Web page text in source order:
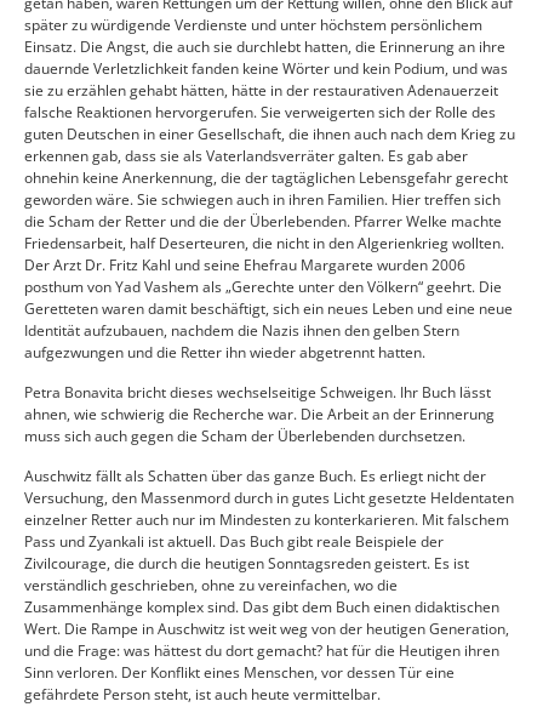
später zu würdigende Verdienste und unter höchstem persönlichem
Einsatz. Die Angst, die auch sie durchlebt hatten, die Erinnerung an ihre
dauernde Verletzlichkeit fanden keine Wörter und kein Podium, und was
sie zu erzählen gehabt hätten, hätte in der restaurativen Adenauerzeit
falsche Reaktionen hervorgerufen. Sie verweigerten sich der Rolle des
guten Deutschen in einer Gesellschaft, die ihnen auch nach dem Krieg zu
erkennen gab, dass sie als Vaterlandsverräter galten. Es gab aber
ohnehin keine Anerkennung, die der tagtäglichen Lebensgefahr gerecht
geworden wäre. Sie schwiegen auch in ihren Familien. Hier treffen sich
die Scham der Retter und die der Überlebenden. Pfarrer Welke machte
Friedensarbeit, half Deserteuren, die nicht in den Algerienkrieg wollten.
Der Arzt Dr. Fritz Kahl und seine Ehefrau Margarete wurden 2006
posthum von Yad Vashem als „Gerechte unter den Völkern“ geehrt. Die
Geretteten waren damit beschäftigt, sich ein neues Leben und eine neue
Identität aufzubauen, nachdem die Nazis ihnen den gelben Stern
aufgezwungen und die Retter ihn wieder abgetrennt hatten.
Petra Bonavita bricht dieses wechselseitige Schweigen. Ihr Buch lässt
ahnen, wie schwierig die Recherche war. Die Arbeit an der Erinnerung
muss sich auch gegen die Scham der Überlebenden durchsetzen.
Auschwitz fällt als Schatten über das ganze Buch. Es erliegt nicht der
Versuchung, den Massenmord durch in gutes Licht gesetzte Heldentaten
einzelner Retter auch nur im Mindesten zu konterkarieren. Mit falschem
Pass und Zyankali ist aktuell. Das Buch gibt reale Beispiele der
Zivilcourage, die durch die heutigen Sonntagsreden geistert. Es ist
verständlich geschrieben, ohne zu vereinfachen, wo die
Zusammenhänge komplex sind. Das gibt dem Buch einen didaktischen
Wert. Die Rampe in Auschwitz ist weit weg von der heutigen Generation,
und die Frage: was hättest du dort gemacht? hat für die Heutigen ihren
Sinn verloren. Der Konflikt eines Menschen, vor dessen Tür eine
gefährdete Person steht, ist auch heute vermittelbar.